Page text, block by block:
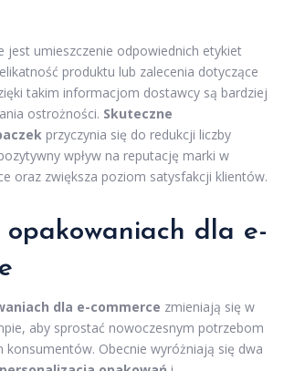
jest umieszczenie odpowiednich etykiet
produktu lub zalecenia dotyczące
takim informacjom dostawcy są bardziej
ostrożności. Skuteczne
przyczynia się do redukcji liczby
wpływ na reputację marki w
oraz zwiększa poziom satysfakcji klientów.
opakowaniach dla e-
dla e-commerce zmieniają się w
aby sprostać nowoczesnym potrzebom
konsumentów. Obecnie wyróżniają się dwa